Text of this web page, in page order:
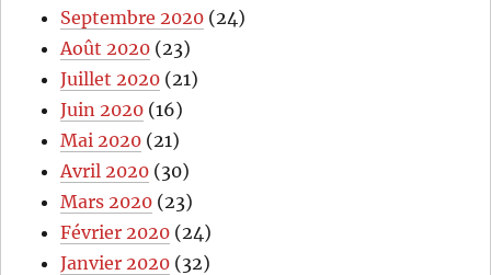
Septembre 2020 (24)
Août 2020 (23)
Juillet 2020 (21)
Juin 2020 (16)
Mai 2020 (21)
Avril 2020 (30)
Mars 2020 (23)
Février 2020 (24)
Janvier 2020 (32)